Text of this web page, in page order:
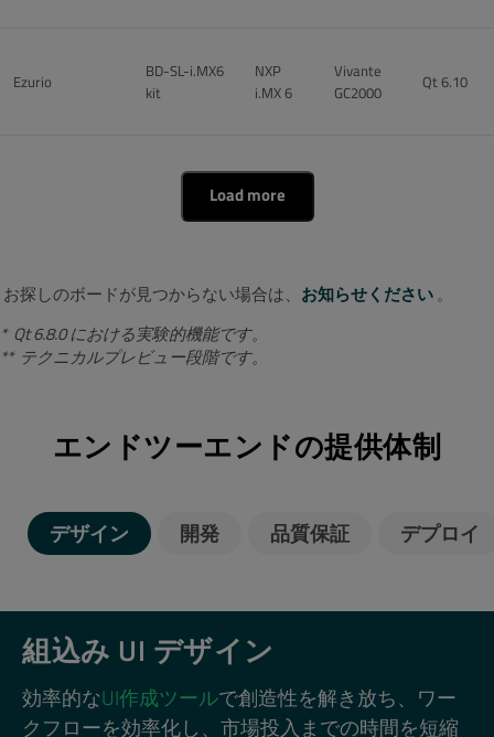
Ezurio
BD-SL-i.MX6
kit
NXP
i.MX 6
Vivante
GC2000
Qt 6.10
Load more
お探しのボードが見つからない場合は、 お知らせください。
* Qt 6.8.0 における実験的機能です。
** テクニカルプレビュー段階です。
エンドツーエンドの提供体制
デザイン 開発 品質保証 デプロイ
組込み UI デザイン
効率的なUI作成ツールで創造性を解き放ち、ワー
クフローを効率化し、市場投入までの時間を短縮